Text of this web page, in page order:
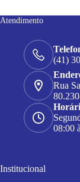
Atendimento
(41)
Rua
08:00
Institucional